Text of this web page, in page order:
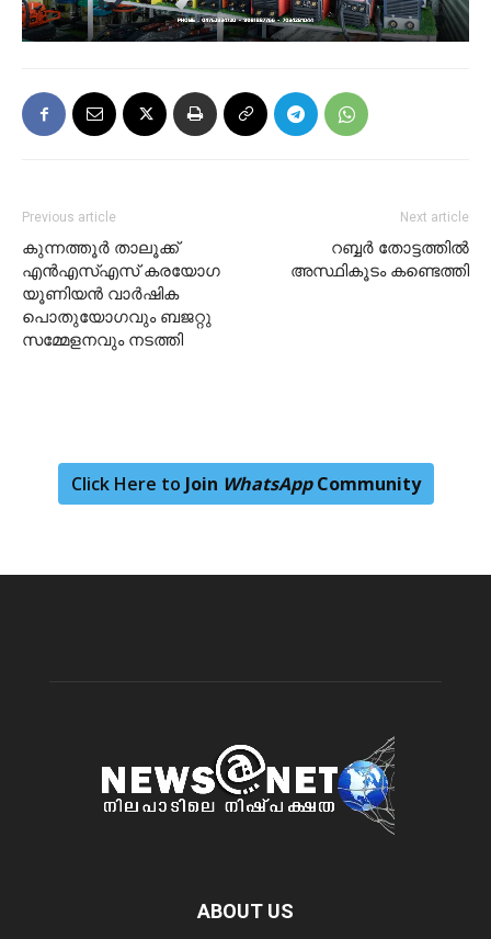
Previous article
കുന്നത്തൂർ താലൂക്ക്
എൻഎസ്എസ് കരയോഗ
യൂണിയന്‍ വാർഷിക
പൊതുയോഗവും ബജറ്റു
സമ്മേളനവും നടത്തി
Next article
റബ്ബർ തോട്ടത്തിൽ
അസ്ഥികൂടം കണ്ടെത്തി
Click Here to Join WhatsAppCommunity
ABOUT US